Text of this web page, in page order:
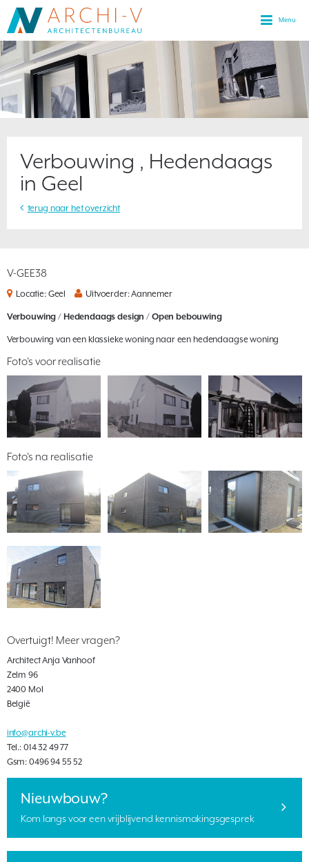
Menu
Verbouwing , Hedendaags
in Geel
terug naar het overzicht
V-GEE38
Locatie: Geel Uitvoerder: Aannemer
Verbouwing / Hedendaags design / Open bebouwing
Verbouwing van een klassieke woning naar een hedendaagse woning
Foto's voor realisatie
Foto's na realisatie
Overtuigt! Meer vragen?
Architect Anja Vanhoof
Zelm 96
2400 Mol
België
info@archi-v.be
Tel.: 014 32 49 77
Gsm: 0496 94 55 52
Nieuwbouw?
Kom langs voor een vrijblijvend kennismakingsgesprek